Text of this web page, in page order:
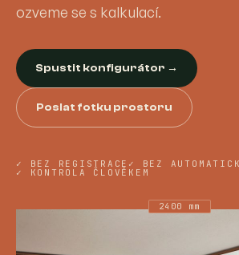
ozveme se s kalkulací.
Spustit konfigurátor →
Poslat fotku prostoru
✓ BEZ REGISTRACE ✓ BEZ
✓ KONTROLA ČLOVĚKEM
2400 mm